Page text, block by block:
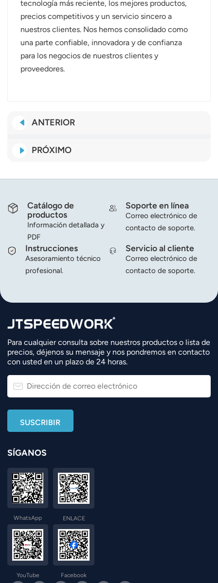
tecnología más reciente, los mejores productos,
precios competitivos y un servicio sincero a
nuestros clientes. Nos hemos consolidado como
una parte confiable, innovadora y de confianza
para los negocios de nuestros clientes y
proveedores.
ANTERIOR
PRÓXIMO
Catálogo de
productos
Información detallada y
PDF
Soporte en línea
Correo electrónico de
contacto de soporte.
Instrucciones
Asesoramiento técnico
profesional.
Servicio al cliente
Correo electrónico de
contacto de soporte.
Para cualquier consulta sobre nuestros productos o lista de
precios, déjenos su mensaje y nos pondremos en contacto
con usted en un plazo de 24 horas.
SÍGANOS
WhatsApp ENLACE
YouTube Facebook